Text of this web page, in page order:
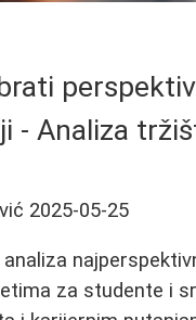
- Analiza
2025-05-25
za studente i